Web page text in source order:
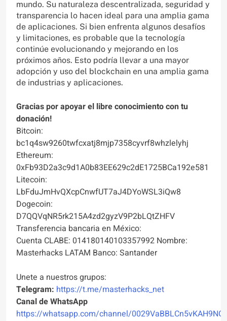
mundo. Su naturaleza descentralizada, seguridad y
transparencia lo hacen ideal para una amplia gama
de aplicaciones. Si bien enfrenta algunos desafíos
y limitaciones, es probable que la tecnología
continúe evolucionando y mejorando en los
próximos años. Esto podría llevar a una mayor
adopción y uso del blockchain en una amplia gama
de industrias y aplicaciones.
Gracias por apoyar el libre conocimiento con tu
donación!
Bitcoin:
bc1q4sw9260twfcxatj8mjp7358cyvrf8whzlelyhj
Ethereum:
0xFb93D2a3c9d1A0b83EE629c2dE1725BCa192e581
Litecoin:
LbFduJmHvQXcpCnwfUT7aJ4DYoWSL3iQw8
Dogecoin:
D7QQVqNR5rk215A4zd2gyzV9P2bLQtZHFV
Transferencia bancaria en México:
Cuenta CLABE: 014180140103357992 Nombre:
Masterhacks LATAM Banco: Santander
Unete a nuestros grupos:
Telegram: https://t.me/masterhacks_net
Canal de WhatsApp
https://whatsapp.com/channel/